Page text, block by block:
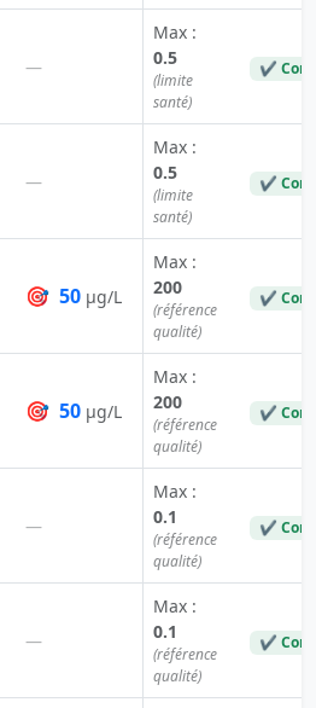
—
Max :
0.5
(limite
santé)
✔
—
Max :
0.5
(limite
santé)
✔
🎯 50 µg/L
Max :
200
(référence
qualité)
✔
🎯 50 µg/L
Max :
200
(référence
qualité)
✔
—
Max :
0.1
(référence
qualité)
✔
—
Max :
0.1
(référence
qualité)
✔